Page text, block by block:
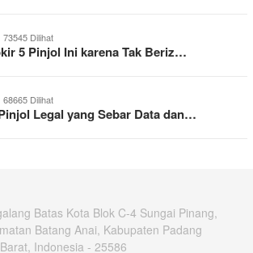
73545 Dilihat
5 Pinjol Ini karena Tak Beriz…
68665 Dilihat
Legal yang Sebar Data dan…
Batas Kota Blok C-4 Sungai Pinang,
Batang Anai, Kabupaten Padang
Indonesia - 25586